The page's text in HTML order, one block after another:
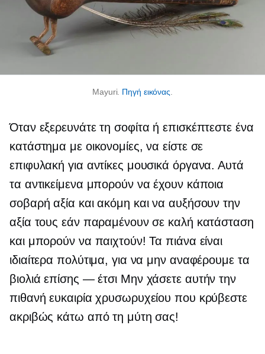
Mayuri. Πηγή εικόνας.
Όταν εξερευνάτε τη σοφίτα ή επισκέπτεστε ένα
κατάστημα με οικονομίες, να είστε σε
επιφυλακή για αντίκες μουσικά όργανα. Αυτά
τα αντικείμενα μπορούν να έχουν κάποια
σοβαρή αξία και ακόμη και να αυξήσουν την
αξία τους εάν παραμένουν σε καλή κατάσταση
και μπορούν να παιχτούν! Τα πιάνα είναι
ιδιαίτερα πολύτιμα, για να μην αναφέρουμε τα
βιολιάεπίσης — έτσι Μην χάσετε αυτήν την
πιθανή ευκαιρία χρυσωρυχείου που κρύβεστε
ακριβώς κάτω από τη μύτη σας!